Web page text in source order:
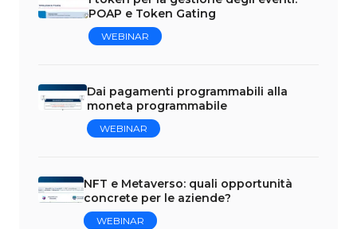
POAP e Token Gating
WEBINAR
Dai pagamenti programmabili alla
moneta programmabile
WEBINAR
NFT e Metaverso: quali opportunità
concrete per le aziende?
WEBINAR